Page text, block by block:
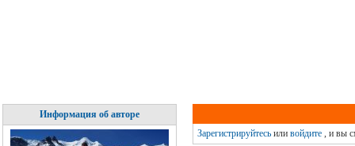
Информация об авторе
Зарегистрируйтесьили войдите, и вы